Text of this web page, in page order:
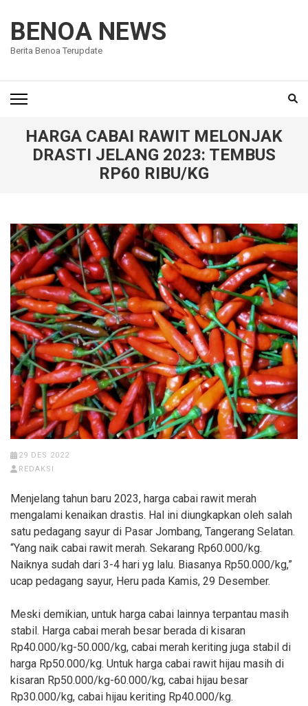
konten
(Tekan
BENOA NEWS
Berita Benoa Terupdate
HARGA CABAI RAWIT MELONJAK
DRASTI JELANG 2023: TEMBUS
RP60 RIBU/KG
29 DES 2022
REDAKSI
Menjelang tahun baru 2023, harga cabai rawit merah
mengalami kenaikan drastis. Hal ini diungkapkan oleh salah
satu pedagang sayur di Pasar Jombang, Tangerang Selatan.
“Yang naik cabai rawit merah. Sekarang Rp60.000/kg.
Naiknya sudah dari 3-4 hari yg lalu. Biasanya Rp50.000/kg,”
ucap pedagang sayur, Heru pada Kamis, 29 Desember.
Meski demikian, untuk harga cabai lainnya terpantau masih
stabil. Harga cabai merah besar berada di kisaran
Rp40.000/kg-50.000/kg, cabai merah keriting juga stabil di
harga Rp50.000/kg. Untuk harga cabai rawit hijau masih di
kisaran Rp50.000/kg-60.000/kg, cabai hijau besar
Rp30.000/kg, cabai hijau keriting Rp40.000/kg.